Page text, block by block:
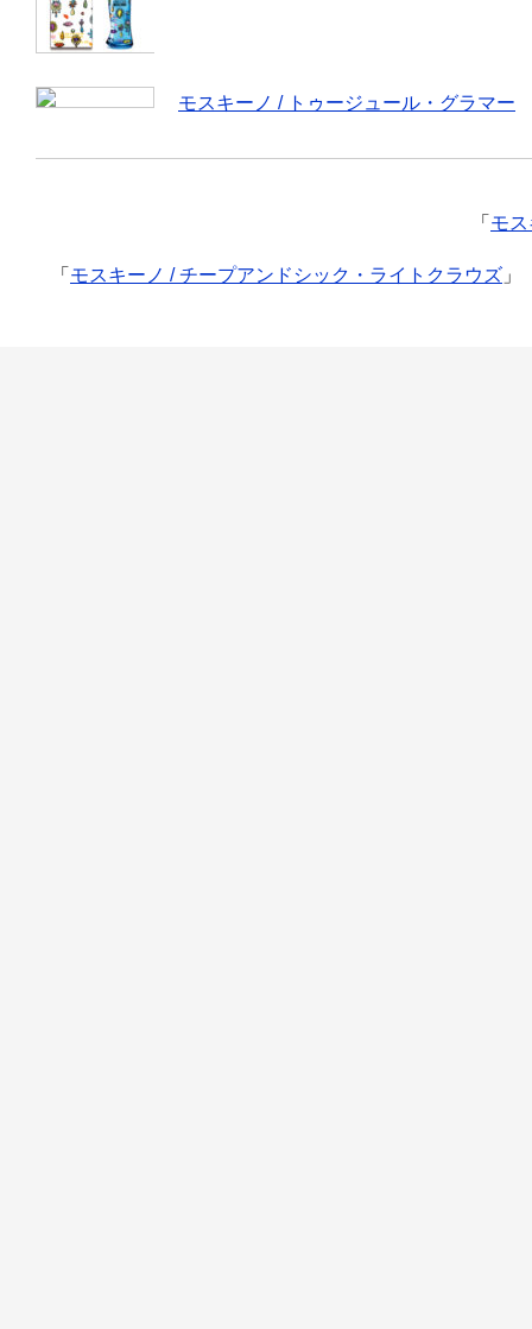
モスキーノ / トゥージュール・グラマー
「 モ
「 モスキーノ / チープアンドシック・ライトクラウズ 」